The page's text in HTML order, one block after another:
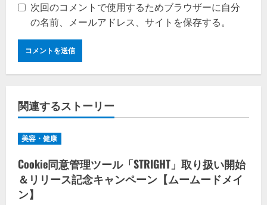
次回のコメントで使用するためブラウザーに自分
の名前、メールアドレス、サイトを保存する。
関連するストーリー
美容・健康
Cookie同意管理ツール「STRIGHT」取り扱い開始
＆リリース記念キャンペーン【ムームードメイ
ン】